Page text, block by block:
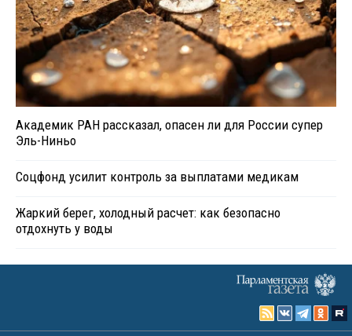
Академик РАН рассказал, опасен ли для России супер
Эль-Ниньо
Соцфонд усилит контроль за выплатами медикам
Жаркий берег, холодный расчет: как безопасно
отдохнуть у воды